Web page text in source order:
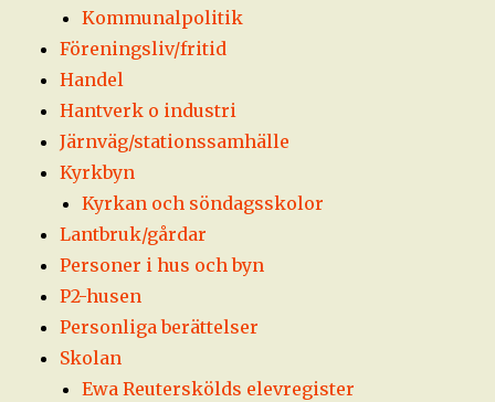
Kommunalpolitik
Föreningsliv/fritid
Handel
Hantverk o industri
Järnväg/stationssamhälle
Kyrkbyn
Kyrkan och söndagsskolor
Lantbruk/gårdar
Personer i hus och byn
P2-husen
Personliga berättelser
Skolan
Ewa Reuterskölds elevregister